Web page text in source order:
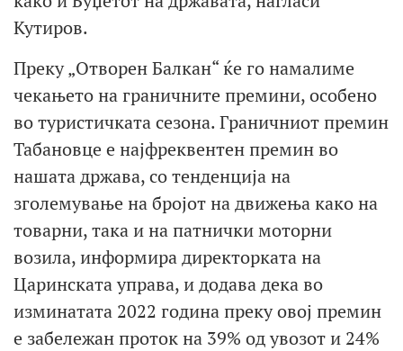
Кутиров.
Преку „Отворен Балкан“ ќе го намалиме
чекањето на граничните премини, особено
во туристичката сезона. Граничниот премин
Табановце е најфреквентен премин во
нашата држава, со тенденција на
зголемување на бројот на движења како на
товарни, така и на патнички моторни
возила, информира директорката на
Царинската управа, и додава дека во
изминатата 2022 година преку овој премин
е забележан проток на 39% од увозот и 24%